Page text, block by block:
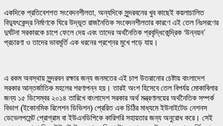
একদিকে প্রতিবেশগত সংবেদনশীলতা, অন্যদিকে সুন্দরবনের খুব কাছেই কয়লাচালিত
বিদ্যুৎকেন্দ্র নির্মাণকে ঘিরে উদ্ভূত রাজনৈতিক সংবেদনশীলতার কারণে এই তেল নিঃসরণের
দুর্ঘটনা সরকারকে চাপে ফেলে দেয় এবং তাদের অর্থনৈতিক প্রবৃদ্ধিকেন্দ্রিক ‘উন্নয়ন’
প্রচারণা ও তাদের ভাবমূর্তি এক ধরনের প্রশ্নের মুখে পড়ে যায়।
এ রকম অবস্থায় সুন্দরবন রক্ষার জন্য জনমতের এই চাপ উতরানোর চেষ্টায় বাংলাদেশ
সরকার আন্তর্জাতিক মহলের শরণাপন্ন হয়। তারই অংশ হিসেবে তেল বিপর্যয় মোকাবিলার
জন্য ১৫ ডিসেম্বর ২০১৪ তারিখে বাংলাদেশ সরকার অর্থ মন্ত্রণালয়ের অর্থনৈতিক সম্পর্ক
বিভাগ (ইকোনমিক রিলেশন ডিভিশন) প্রেরিত এক চিঠির মাধ্যমে ইউনাইটেড নেশনস
ডেভেলপমেন্ট প্রোগ্রাম বা ইউএনডিপিকে কারিগরি সহায়তার জন্য অনুরোধ করে। সেই